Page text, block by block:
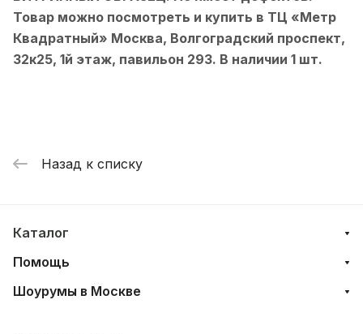
Товар можно посмотреть и купить в ТЦ «Метр
Квадратный» Москва, Волгоградский проспект,
32к25, 1й этаж, павильон 293. В наличии 1 шт.
Назад к списку
Каталог
Помощь
Шоурумы в Москве